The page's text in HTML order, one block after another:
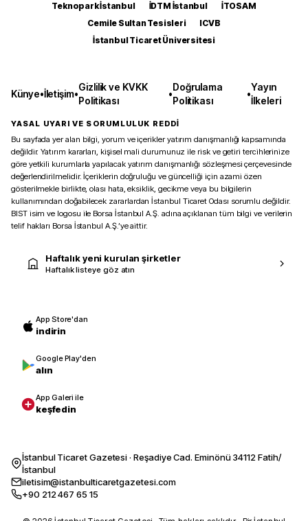
Teknopark İstanbul
İDTM İstanbul
İTOSAM
Cemile Sultan Tesisleri
ICVB
İstanbul Ticaret Üniversitesi
Künye•İletişim•
Gizlilik ve KVKK
Politikası
•
Doğrulama
Politikası
•
Yayın
İlkeleri
YASAL UYARI VE SORUMLULUK REDDİ
Bu sayfada yer alan bilgi, yorum ve içerikler yatırım danışmanlığı kapsamında
değildir. Yatırım kararları, kişisel mali durumunuz ile risk ve getiri tercihlerinize
göre yetkili kurumlarla yapılacak yatırım danışmanlığı sözleşmesi çerçevesinde
değerlendirilmelidir. İçeriklerin doğruluğu ve güncelliği için azami özen
gösterilmekle birlikte, olası hata, eksiklik, gecikme veya bu bilgilerin
kullanımından doğabilecek zararlardan İstanbul Ticaret Odası sorumlu değildir.
BIST isim ve logosu ile Borsa İstanbul A.Ş. adına açıklanan tüm bilgi ve verilerin
telif hakları Borsa İstanbul A.Ş.’ye aittir.
Haftalık yeni kurulan şirketler
Haftalık listeye göz atın
App Store'dan
indirin
Google Play'den
alın
App Galeri ile
keşfedin
İstanbul Ticaret Gazetesi · Reşadiye Cad. Eminönü 34112 Fatih/
İstanbul
iletisim@istanbulticaretgazetesi.com
+90 212 467 65 15